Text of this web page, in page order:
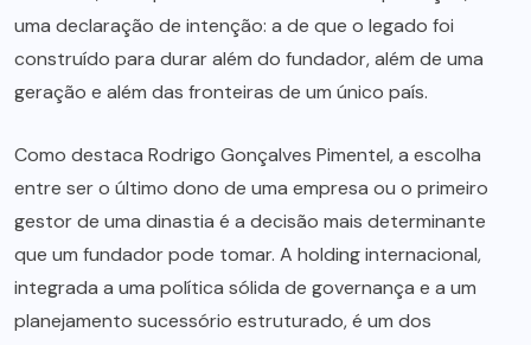
uma declaração de intenção: a de que o legado foi
construído para durar além do fundador, além de uma
geração e além das fronteiras de um único país.
Como destaca Rodrigo Gonçalves Pimentel, a escolha
entre ser o último dono de uma empresa ou o primeiro
gestor de uma dinastia é a decisão mais determinante
que um fundador pode tomar. A holding internacional,
integrada a uma política sólida de governança e a um
planejamento sucessório estruturado, é um dos